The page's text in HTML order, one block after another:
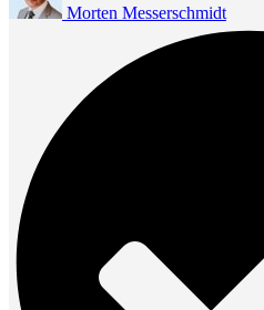
Morten Messerschmidt